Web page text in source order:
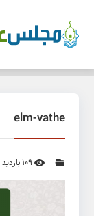
elm-vathe